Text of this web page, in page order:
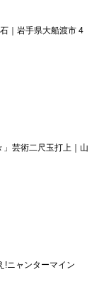
｜岩手県大船渡市 4
芸術二尺玉打上｜山
!ニャンターマイン